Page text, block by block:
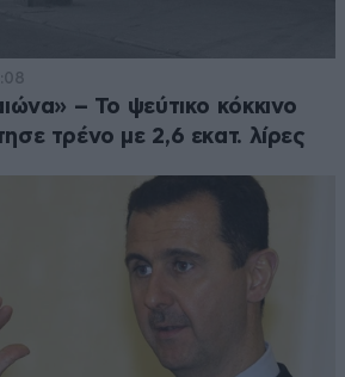
– Το ψεύτικο κόκκινο
τρένο με 2,6 εκατ. λίρες